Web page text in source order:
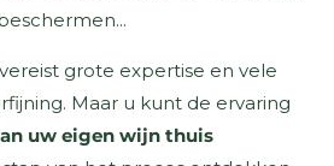
grote expertise en vele
Maar u kunt de ervaring
uw eigen wijn thuis